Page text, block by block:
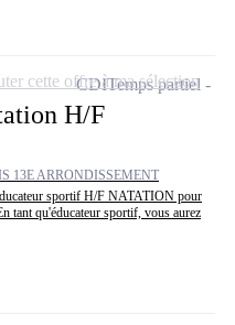
H/F
13E ARRONDISSEMENT
sportif H/F NATATION pour
tant qu'éducateur sportif, vous aurez
CDITemps partiel
cette offre à ma sélection